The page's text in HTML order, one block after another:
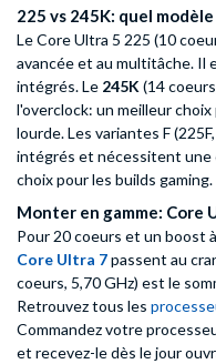
225 vs 245K: quel
Le Core Ultra 5 225 (10
avancée et au multitâche. Il
intégrés. Le 245K (14
l'overclock: un meilleur
lourde. Les variantes F
intégrés et nécessitent
choix pour les builds gaming.
Monter en gamme: Core
Pour 20 coeurs et un boost
Core Ultra 7passent au
coeurs, 5,70 GHz) est le
Retrouvez tous les
Commandez votre
et recevez-le dès le jour